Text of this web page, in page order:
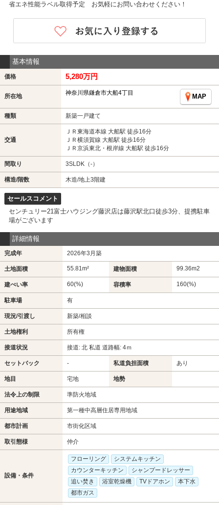
省エネ性能ラベル取得予定 お気軽にお問い合わせください！
基本情報
価格 5,280万円
所在地 神奈川県鎌倉市大船4丁目
MAP
種類 新築一戸建て
交通
ＪＲ東海道本線 大船駅 徒歩16分
ＪＲ横須賀線 大船駅 徒歩16分
ＪＲ京浜東北・根岸線 大船駅 徒歩16分
間取り 3SLDK（-）
構造/階数 木造/地上3階建
セールスコメント
センチュリー21富士ハウジング藤沢店は藤沢駅北口徒歩3分、提携駐車
場がございます
詳細情報
完成年 2026年3月築
土地面積 55.81m² 建物面積 99.36m2
建ぺい率 60(%) 容積率 160(%)
駐車場 有
現況/引渡し 新築/相談
土地権利 所有権
接道状況 接道: 北 私道 道路幅: 4ｍ
セットバック - 私道負担面積 あり
地目 宅地 地勢
法令上の制限 準防火地域
用途地域 第一種中高層住居専用地域
都市計画 市街化区域
取引態様 仲介
設備・条件
フローリング
システムキッチン
カウンターキッチン
シャンプードレッサー
追い焚き
浴室乾燥機 TVドアホン
本下水
都市ガス